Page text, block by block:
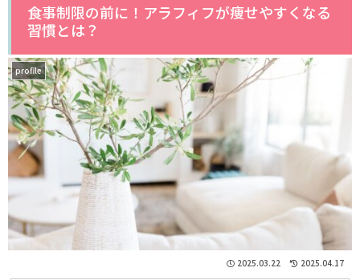
食事制限の前に！アラフィフが痩せやすくなる
習慣とは？
profile
2025.03.22 2025.04.17